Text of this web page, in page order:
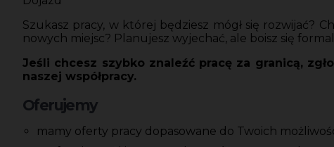
Szukasz pracy, w której będziesz mógł się rozwijać?
nowych miejsc? Planujesz wyjechać, ale boisz się
Jeśli chcesz szybko znaleźć pracę za granicą,
naszej współpracy.
Oferujemy
mamy oferty pracy dopasowane do Twoich